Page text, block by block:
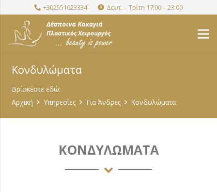
+302551023334 Δευτ. – Τρίτη 17:00 – 23:00
Κονδυλώματα
Βρίσκεστε εδώ:
Αρχική
Υπηρεσίες Για Άνδρες Κονδυλώματα
ΚΟΝΔΥΛΩΜΑΤΑ